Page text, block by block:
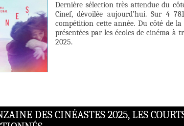
Dernière sélection très attendue du
Cinef, dévoilée aujourd’hui. Sur 4
compétition cette année. Du côté de
présentées par les écoles de cinéma
2025.
DES CINÉASTES 2025, LES